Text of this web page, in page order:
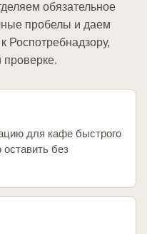
обязательное
пробелы и даем
Роспотребнадзору,
для кафе быстрого
без